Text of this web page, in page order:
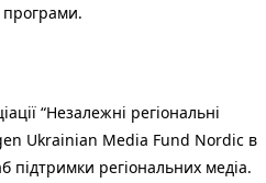
програми.
“Незалежні регіональні
Ukrainian Media Fund Nordic в
підтримки регіональних медіа.